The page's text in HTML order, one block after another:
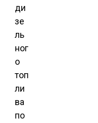
ди
зе
ль
ног
о
топ
ли
ва
по